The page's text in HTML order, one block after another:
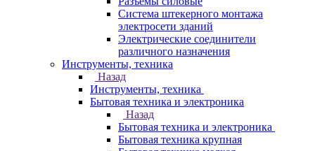
Система штекерного монтажа
электросети зданий
Электрические соединители
различного назначения
Инструменты, техника
Назад
Инструменты, техника
Бытовая техника и электроника
Назад
Бытовая техника и электроника
Бытовая техника крупная